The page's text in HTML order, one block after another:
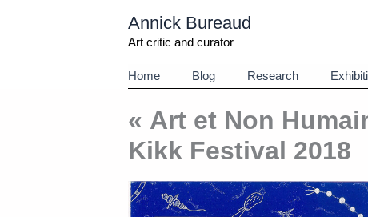
Annick Bureaud
Art critic and curator
Home Blog Research
« Art et Non
Kikk Festival 2018